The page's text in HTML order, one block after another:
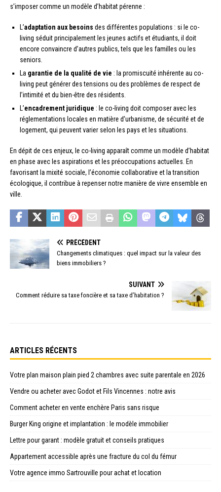
s’imposer comme un modèle d’habitat pérenne :
L’adaptation aux besoins des différentes populations : si le co-
living séduit principalement les jeunes actifs et étudiants, il doit
encore convaincre d’autres publics, tels que les familles ou les
seniors.
La garantie de la qualité de vie : la promiscuité inhérente au co-
living peut générer des tensions ou des problèmes de respect de
l’intimité et du bien-être des résidents.
L’encadrement juridique : le co-living doit composer avec les
réglementations locales en matière d’urbanisme, de sécurité et de
logement, qui peuvent varier selon les pays et les situations.
En dépit de ces enjeux, le co-living apparaît comme un modèle d’habitat
en phase avec les aspirations et les préoccupations actuelles. En
favorisant la mixité sociale, l’économie collaborative et la transition
écologique, il contribue à repenser notre manière de vivre ensemble en
ville.
PRÉCÉDENT
Changements climatiques : quel impact sur la valeur des
biens immobiliers ?
SUIVANT
Comment réduire sa taxe foncière et sa taxe d’habitation ?
ARTICLES RÉCENTS
Votre plan maison plain pied 2 chambres avec suite parentale en 2026
Vendre ou acheter avec Godot et Fils Vincennes : notre avis
Comment acheter en vente enchère Paris sans risque
Burger King origine et implantation : le modèle immobilier
Lettre pour garant : modèle gratuit et conseils pratiques
Appartement accessible après une fracture du col du fémur
Votre agence immo Sartrouville pour achat et location